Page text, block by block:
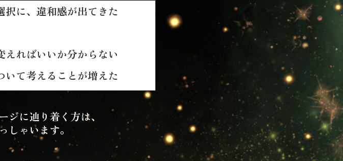
択に、違和感が出てきた
ればいいか分からない
いて考えることが増えた
ジに辿り着く方は、
しゃいます。